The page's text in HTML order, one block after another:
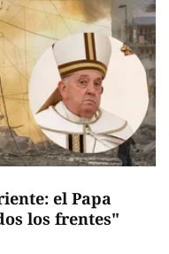
el Papa
los frentes"